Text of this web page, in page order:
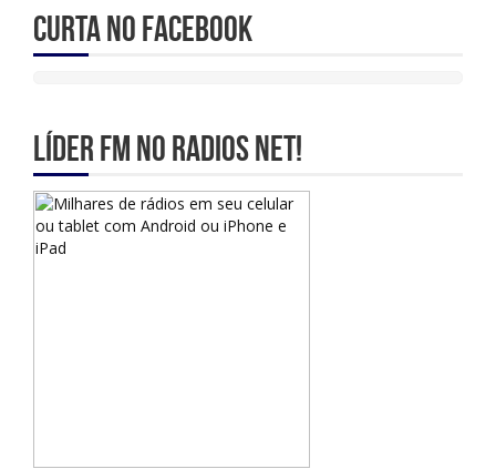
Curta no Facebook
Líder Fm no Radios Net!